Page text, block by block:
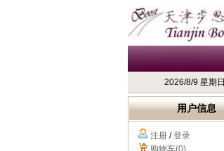
2026/8/9 星期日
用户信息
注册 /登录
购物车(0)